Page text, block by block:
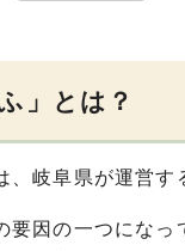
」とは？
、岐阜県が運営す
要因の一つにな